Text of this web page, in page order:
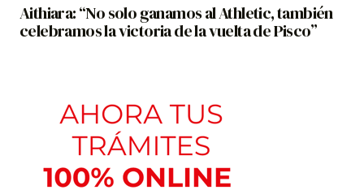
Aithiara: “No solo ganamos al Athletic, también
celebramos la victoria de la vuelta de Pisco”